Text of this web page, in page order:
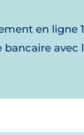
en ligne
bancaire avec